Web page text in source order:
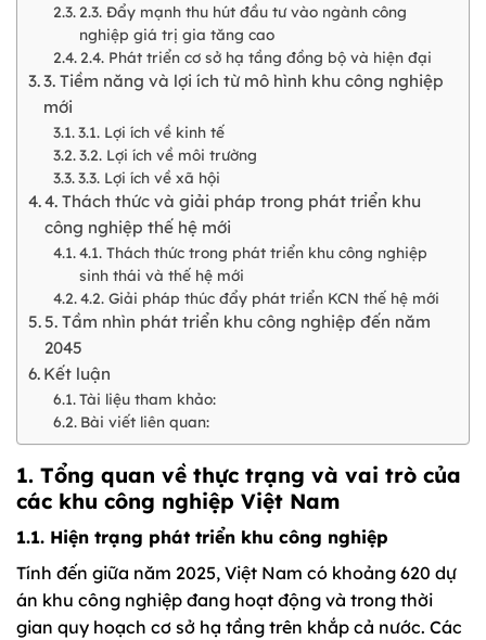
2.3. Đẩy mạnh thu hút đầu tư vào ngành công
nghiệp giá trị gia tăng cao
2.4. Phát triển cơ sở hạ tầng đồng bộ và hiện đại
3. Tiềm năng và lợi ích từ mô hình khu công nghiệp
mới
3.1. Lợi ích về kinh tế
3.2. Lợi ích về môi trường
3.3. Lợi ích về xã hội
4. Thách thức và giải pháp trong phát triển khu
công nghiệp thế hệ mới
4.1. Thách thức trong phát triển khu công nghiệp
sinh thái và thế hệ mới
4.2. Giải pháp thúc đẩy phát triển KCN thế hệ mới
5. Tầm nhìn phát triển khu công nghiệp đến năm
2045
Kết luận
Tài liệu tham khảo:
Bài viết liên quan:
1. Tổng quan về thực trạng và vai trò của
các khu công nghiệp Việt Nam
1.1. Hiện trạng phát triển khu công nghiệp
Tính đến giữa năm 2025, Việt Nam có khoảng 620 dự
án khu công nghiệp đang hoạt động và trong thời
gian quy hoạch cơ sở hạ tầng trên khắp cả nước. Các